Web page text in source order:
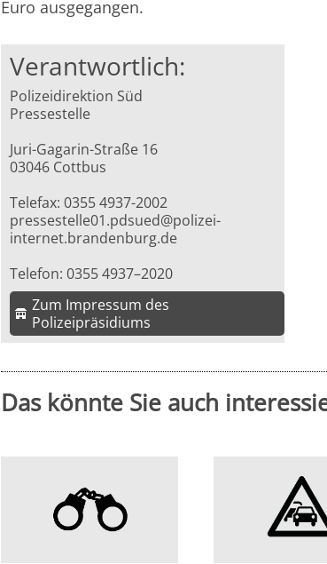
Euro ausgegangen.
Verantwortlich:
Polizeidirektion Süd
Pressestelle
Juri-Gagarin-Straße 16
03046 Cottbus
Telefax: 0355 4937-2002
pressestelle01.pdsued@polizei-
internet.brandenburg.de
Telefon: 0355 4937–2020
Zum Impressum des
Polizeipräsidiums
Das könnte Sie auch